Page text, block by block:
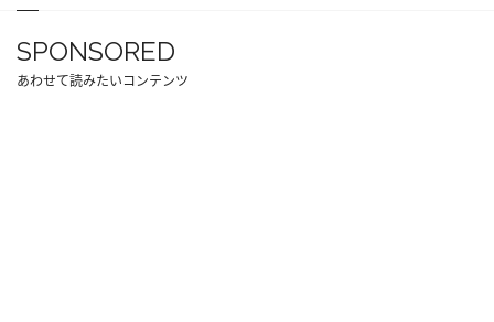
SPONSORED
あわせて読みたいコンテンツ